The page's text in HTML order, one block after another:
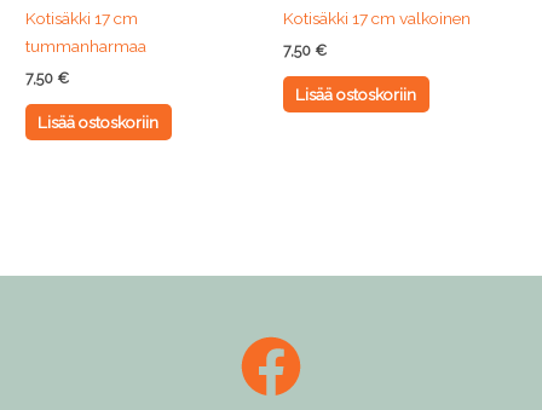
Kotisäkki 17 cm
tummanharmaa
7,50 €
Lisää ostoskoriin
Kotisäkki 17 cm valkoinen
7,50 €
Lisää ostoskoriin